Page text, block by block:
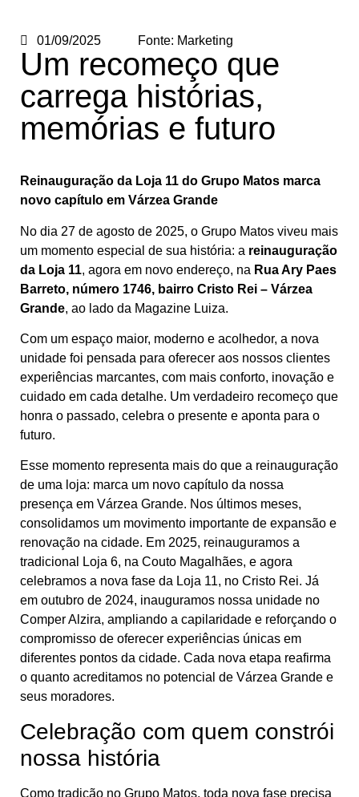
01/09/2025 Fonte: Marketing
Um recomeço que
carrega histórias,
memórias e futuro
Reinauguração da Loja 11 do Grupo Matos marca
novo capítulo em Várzea Grande
No dia 27 de agosto de 2025, o Grupo Matos viveu mais
um momento especial de sua história: a reinauguração
da Loja 11, agora em novo endereço, na Rua Ary Paes
Barreto, número 1746, bairro Cristo Rei – Várzea
Grande, ao lado da Magazine Luiza.
Com um espaço maior, moderno e acolhedor, a nova
unidade foi pensada para oferecer aos nossos clientes
experiências marcantes, com mais conforto, inovação e
cuidado em cada detalhe. Um verdadeiro recomeço que
honra o passado, celebra o presente e aponta para o
futuro.
Esse momento representa mais do que a reinauguração
de uma loja: marca um novo capítulo da nossa
presença em Várzea Grande. Nos últimos meses,
consolidamos um movimento importante de expansão e
renovação na cidade. Em 2025, reinauguramos a
tradicional Loja 6, na Couto Magalhães, e agora
celebramos a nova fase da Loja 11, no Cristo Rei. Já
em outubro de 2024, inauguramos nossa unidade no
Comper Alzira, ampliando a capilaridade e reforçando o
compromisso de oferecer experiências únicas em
diferentes pontos da cidade. Cada nova etapa reafirma
o quanto acreditamos no potencial de Várzea Grande e
seus moradores.
Celebração com quem constrói
nossa história
Como tradição no Grupo Matos, toda nova fase precisa